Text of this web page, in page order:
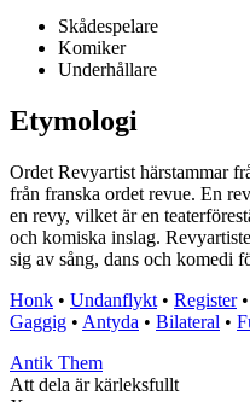
Skådespelare
Komiker
Underhållare
Etymologi
Ordet Revyartist härstammar
från franska ordet revue. En
en revy, vilket är en
och komiska inslag.
sig av sång, dans och komedi
Honk • Undanflykt • Register•
Gaggig • Antyda • Bilateral •
Antik Them
Att dela är kärleksfullt